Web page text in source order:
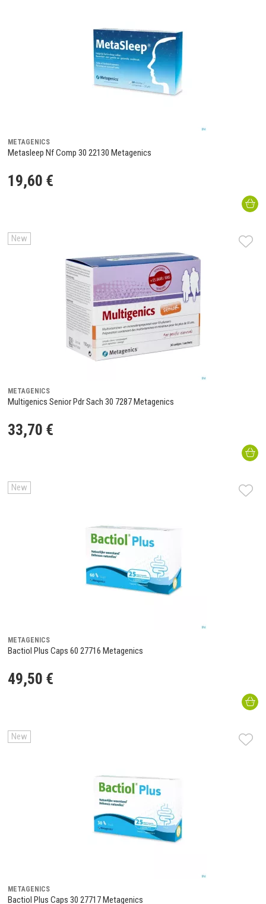
METAGENICS
Metasleep Nf Comp 30 22130 Metagenics
19,60 €
New
METAGENICS
Multigenics Senior Pdr Sach 30 7287 Metagenics
33,70 €
New
METAGENICS
Bactiol Plus Caps 60 27716 Metagenics
49,50 €
New
METAGENICS
Bactiol Plus Caps 30 27717 Metagenics